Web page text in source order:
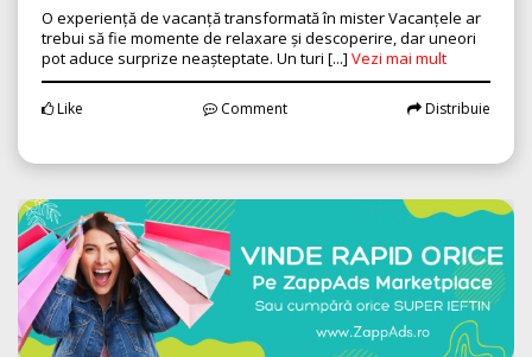
O experiență de vacanță transformată în mister Vacanțele ar
trebui să fie momente de relaxare și descoperire, dar uneori
pot aduce surprize neașteptate. Un turi [...] Vezi mai mult
Like Comment Distribuie